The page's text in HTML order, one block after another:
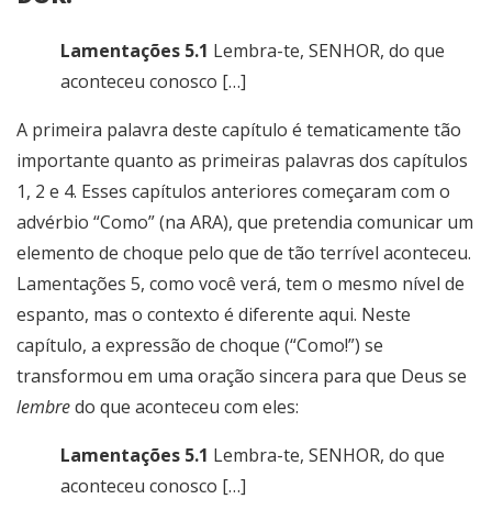
Lamentações 5.1 Lembra-te, SENHOR, do que
aconteceu conosco […]
A primeira palavra deste capítulo é tematicamente tão
importante quanto as primeiras palavras dos capítulos
1, 2 e 4. Esses capítulos anteriores começaram com o
advérbio “Como” (na ARA), que pretendia comunicar um
elemento de choque pelo que de tão terrível aconteceu.
Lamentações 5, como você verá, tem o mesmo nível de
espanto, mas o contexto é diferente aqui. Neste
capítulo, a expressão de choque (“Como!”) se
transformou em uma oração sincera para que Deus se
lembredo que aconteceu com eles:
Lamentações 5.1 Lembra-te, SENHOR, do que
aconteceu conosco […]